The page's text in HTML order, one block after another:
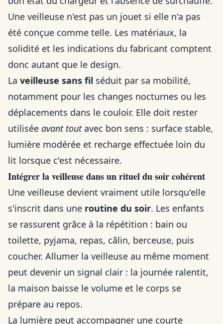
Une veilleuse n'est pas un jouet si elle n'a pas
été conçue comme telle. Les matériaux, la
solidité et les indications du fabricant comptent
donc autant que le design.
La veilleuse sans fil séduit par sa mobilité,
notamment pour les changes nocturnes ou les
déplacements dans le couloir. Elle doit rester
utilisée avant toutavec bon sens : surface stable,
lumière modérée et recharge effectuée loin du
lit lorsque c'est nécessaire.
Intégrer la veilleuse dans un rituel du soir cohérent
Une veilleuse devient vraiment utile lorsqu'elle
s'inscrit dans une routine du soir. Les enfants
se rassurent grâce à la répétition : bain ou
toilette, pyjama, repas, câlin, berceuse, puis
coucher. Allumer la veilleuse au même moment
peut devenir un signal clair : la journée ralentit,
la maison baisse le volume et le corps se
prépare au repos.
La lumière peut accompagner une courte